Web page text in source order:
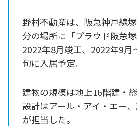
野村不動産は、阪急神戸線
分の場所に「プラウド阪急
2022年8月竣工、2022年9月
旬に入居予定。
建物の規模は地上16階建・総
設計はアール・アイ・エー
が担当した。